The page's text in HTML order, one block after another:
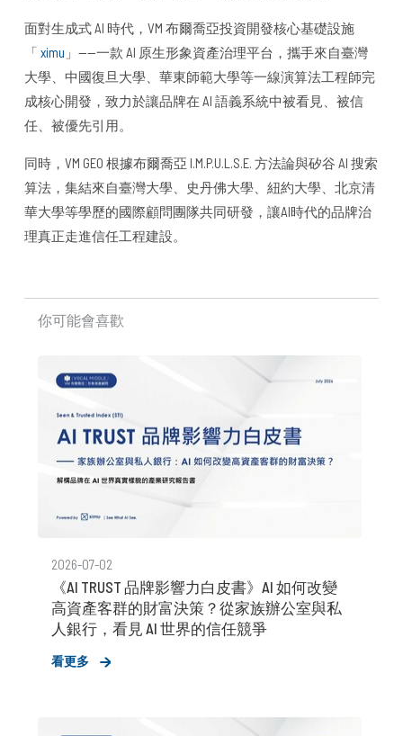
面對生成式 AI 時代，VM 布爾喬亞投資開發核心基礎設施
「 ximu 」——一款 AI 原生形象資產治理平台，攜手來自臺灣
大學、中國復旦大學、華東師範大學等一線演算法工程師完
成核心開發，致力於讓品牌在 AI 語義系統中被看見、被信
任、被優先引用。
同時，VM GEO 根據布爾喬亞 I.M.P.U.L.S.E. 方法論與矽谷 AI 搜索
算法，集結來自臺灣大學、史丹佛大學、紐約大學、北京清
華大學等學歷的國際顧問團隊共同研發，讓AI時代的品牌治
理真正走進信任工程建設。
你可能會喜歡
2026-07-02
《AI TRUST 品牌影響力白皮書》AI 如何改變
高資產客群的財富決策？從家族辦公室與私
人銀行，看見 AI 世界的信任競爭
看更多